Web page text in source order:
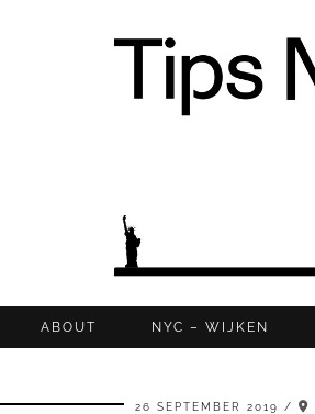
ABOUT NYC – WIJKEN
26 SEPTEMBER 2019